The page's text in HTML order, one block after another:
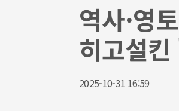
역사·영
히고설
2025-10-31 16:59